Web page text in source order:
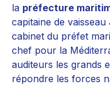
la préfecture
capitaine de
cabinet du préfet
chef pour la
auditeurs les grands
répondre les forces